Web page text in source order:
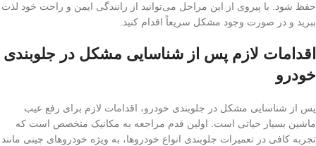
حفظ شود. با پیروی از این مراحل می‌توانید از رانندگی ایمن و راحت خود لذت
ببرید و در صورت وجود مشکل سریعاً اقدام کنید.
اقدامات لازم پس از شناسایی مشکل در جلوبندی
خودرو
پس از شناسایی مشکل در جلوبندی خودرو، اقدامات لازم برای رفع عیب
ماشین بسیار حیاتی است. اولین قدم مراجعه به مکانیک متخصص است که
تجربه کافی در تعمیرات جلوبندی انواع خودروها، به ویژه خودروهای چینی مانند